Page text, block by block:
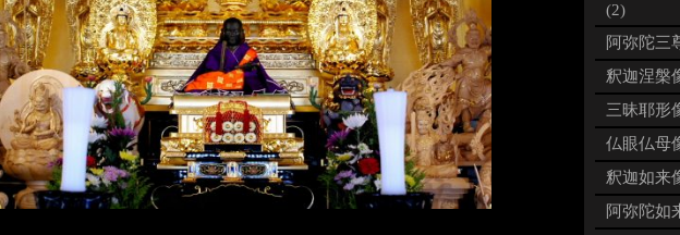
(2)
阿弥陀三
釈迦涅槃
三昧耶形
仏眼仏母
釈迦如来
阿弥陀如